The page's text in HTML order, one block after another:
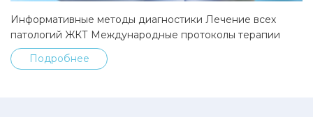
Информативные методы диагностики Лечение всех
патологий ЖКТ Международные протоколы терапии
Подробнее